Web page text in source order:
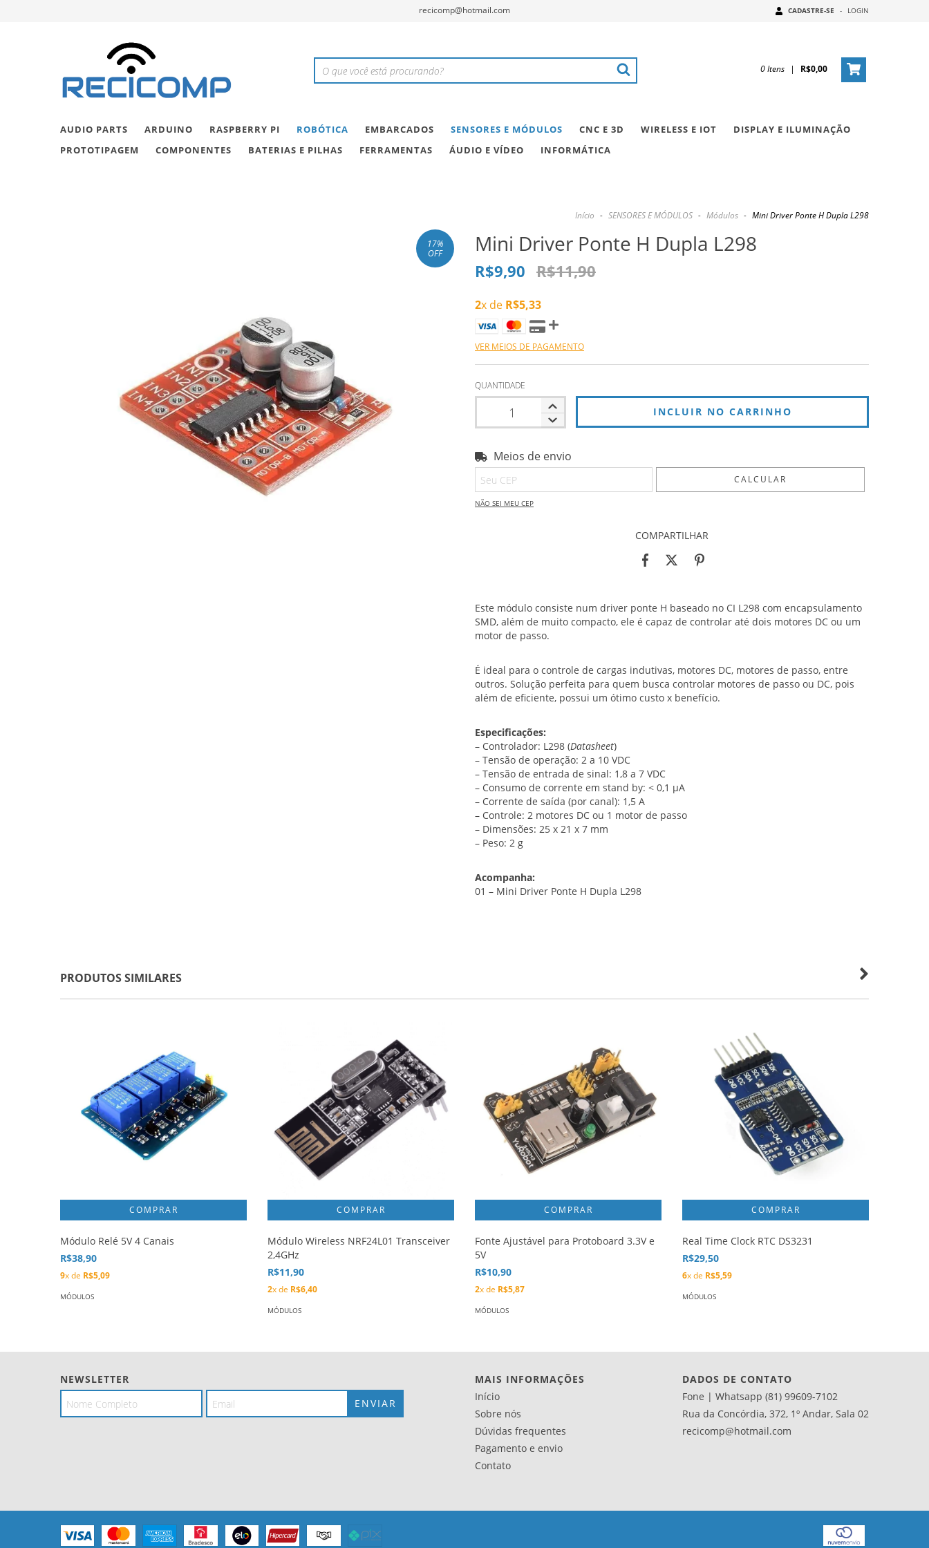
recicomp@hotmail.com CADASTRE-SE - LOGIN
0Itens | R$0,00
AUDIO PARTS ARDUINO RASPBERRY PI ROBÓTICA EMBARCADOS SENSORES E MÓDULOS CNC E 3D WIRELESS E IOT
DISPLAY E ILUMINAÇÃO
PROTOTIPAGEM
COMPONENTES BATERIAS E PILHAS FERRAMENTAS ÁUDIO E VÍDEO INFORMÁTICA
Início - SENSORES E MÓDULOS - Módulos - Mini Driver Ponte H Dupla L298
17%
OFF
Mini Driver Ponte H Dupla L298
R$9,90 R$11,90
2x de R$5,33
VER MEIOS DE PAGAMENTO
QUANTIDADE
Entregas para o CEP:
Meios de envio
CALCULAR
NÃO SEI MEU CEP
COMPARTILHAR
Este módulo consiste num driver ponte H baseado no CI L298 com encapsulamento
SMD, além de muito compacto, ele é capaz de controlar até dois motores DC ou um
motor de passo.
É ideal para o controle de cargas indutivas, motores DC, motores de passo, entre
outros. Solução perfeita para quem busca controlar motores de passo ou DC, pois
além de eficiente, possui um ótimo custo x benefício.
Especificações:
– Controlador: L298 (Datasheet)
– Tensão de operação: 2 a 10 VDC
– Tensão de entrada de sinal: 1,8 a 7 VDC
– Consumo de corrente em stand by: < 0,1 µA
– Corrente de saída (por canal): 1,5 A
– Controle: 2 motores DC ou 1 motor de passo
– Dimensões: 25 x 21 x 7 mm
– Peso: 2 g
Acompanha:
01 – Mini Driver Ponte H Dupla L298
PRODUTOS SIMILARES
Módulo Relé 5V 4 Canais
R$38,90
9x de R$5,09
MÓDULOS
Módulo Wireless NRF24L01 Transceiver
2,4GHz
R$11,90
2x de R$6,40
MÓDULOS
Fonte Ajustável para Protoboard 3.3V e
5V
R$10,90
2x de R$5,87
MÓDULOS
Real Time Clock RTC DS3231
R$29,50
6x de R$5,59
MÓDULOS
NEWSLETTER
MAIS INFORMAÇÕES
Início
Sobre nós
Dúvidas frequentes
Pagamento e envio
Contato
DADOS DE CONTATO
Fone | Whatsapp (81) 99609-7102
Rua da Concórdia, 372, 1º Andar, Sala 02
recicomp@hotmail.com